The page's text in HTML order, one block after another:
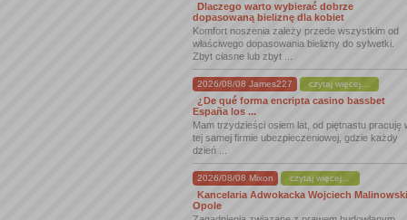
Dlaczego warto wybierać dobrze
dopasowaną bieliznę dla kobiet
Komfort noszenia zależy przede wszystkim od
właściwego dopasowania bielizny do sylwetki.
Zbyt ciasne lub zbyt ...
2026/08/08 James227 czytaj więcej...
¿De qué forma encripta casino bassbet
España los ...
Mam trzydzieści osiem lat, od piętnastu pracuję
tej samej firmie ubezpieczeniowej, gdzie każdy
dzień ...
2026/08/08 Mixon czytaj więcej...
Kancelaria Adwokacka Wojciech Malinowski
Opole